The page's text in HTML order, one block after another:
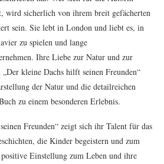
wird sicherlich von ihrem breit gefächerten
sein. Sie lebt in London und liebt es, in
zu spielen und lange
Ihre Liebe zur Natur und zur
kleine Dachs hilft seinen Freunden“
der Natur und die detailreichen
zu einem besonderen Erlebnis.
Freunden“ zeigt sich ihr Talent für das
die Kinder begeistern und zum
Einstellung zum Leben und ihre